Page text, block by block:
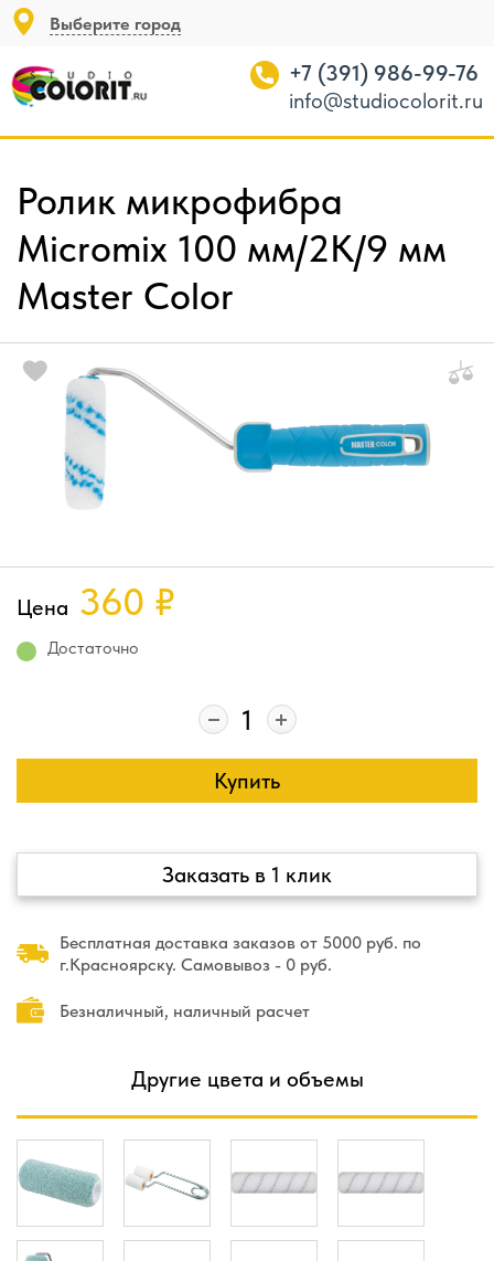
Выберите город
+7 (391) 986-99-76
info@studiocolorit.ru
Ролик микрофибра
Micromix 100 мм/2К/9 мм
Master Color
Цена 360 ₽
Достаточно
Купить
Заказать в 1 клик
Бесплатная доставка заказов от 5000 руб. по
г.Красноярску. Самовывоз - 0 руб.
Безналичный, наличный расчет
Другие цвета и объемы